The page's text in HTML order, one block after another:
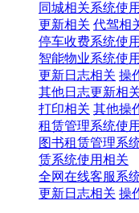
同城相关系统使
更新相关 代驾相
停车收费系统使
智能物业系统使
更新日志相关 操
其他日志更新相
打印相关 其他操
租赁管理系统使
图书租赁管理系
赁系统使用相关
全网在线客服系
更新日志相关 操